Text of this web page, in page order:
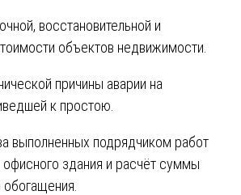
восстановительной и
объектов недвижимости.
причины аварии на
к простою.
выполненных подрядчиком работ
офисного здания и расчёт суммы
обогащения.